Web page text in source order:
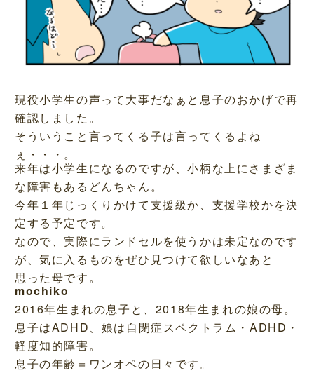
現役小学生の声って大事だなぁと息子のおかげで再
確認しました。
そういうこと言ってくる子は言ってくるよね
ぇ・・・。
来年は小学生になるのですが、小柄な上にさまざま
な障害もあるどんちゃん。
今年１年じっくりかけて支援級か、支援学校かを決
定する予定です。
なので、実際にランドセルを使うかは未定なのです
が、気に入るものをぜひ見つけて欲しいなあと
思った母です。
mochiko
2016年生まれの息子と、2018年生まれの娘の母。
息子はADHD、娘は自閉症スペクトラム・ADHD・
軽度知的障害。
息子の年齢＝ワンオペの日々です。